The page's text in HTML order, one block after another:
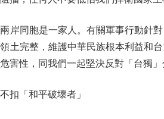
同胞是一家人。有關軍事行動針對
領土完整，維護中華民族根本利益和
害性，同我們一起堅決反對「台獨
「和平破壞者」